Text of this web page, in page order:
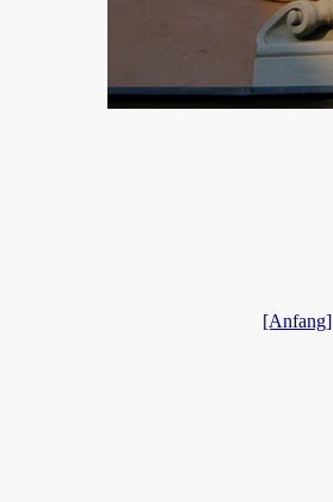
[Anfang]